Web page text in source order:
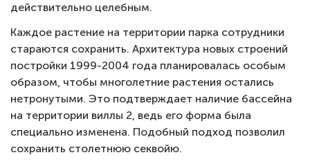
действительно целебным.
Каждое растение на территории парка сотрудники
стараются сохранить. Архитектура новых строений
постройки 1999-2004 года планировалась особым
образом, чтобы многолетние растения остались
нетронутыми. Это подтверждает наличие бассейна
на территории виллы 2, ведь его форма была
специально изменена. Подобный подход позволил
сохранить столетнюю секвойю.